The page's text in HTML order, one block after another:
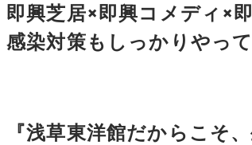
即興芝居×即興コメディ×
感染対策もしっかりやっ
『浅草東洋館だからこそ